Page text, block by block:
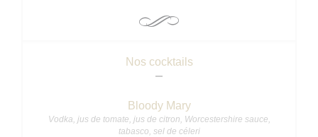
Nos cocktails
Bloody Mary
Vodka, jus de tomate, jus de citron, Worcestershire sauce,
tabasco, sel de céleri